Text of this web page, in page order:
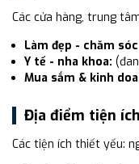
Các cửa hàng, trung
Làm đẹp - chăm
Y tế - nha khoa:
Mua sắm & kinh
Địa điểm tiện
Các tiện ích thiết yếu: